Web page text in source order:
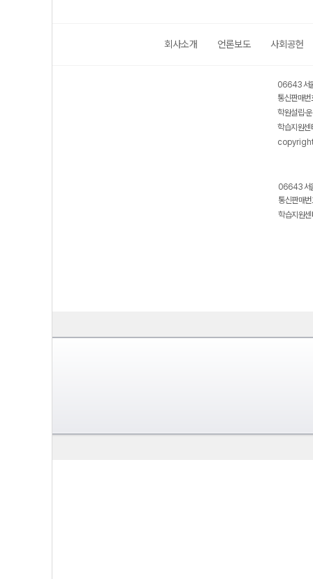
회사소개 언론보도 사회공헌
06643 서
통신판매
학원설립·
학습지원
06643 서
통신판매
학습지원